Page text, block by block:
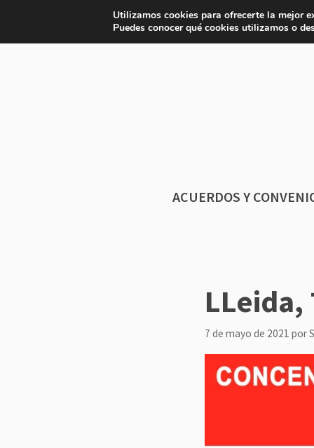
contenido
APP Iniciar sesión Afíliate
ACUERDOS Y
LLeida,
7 de mayo de 2021 por
Utilizamos cookies para ofrecerte la mejor
Puedes conocer qué cookies utilizamos o